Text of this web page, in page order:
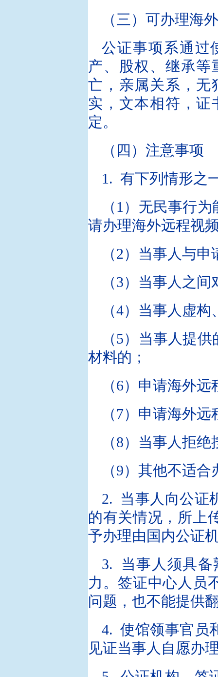
（三）可办理海
公证事项系通过
产、股权、继承
亡，亲属关系，无
实，文本相符，证
定。
（四）注意事项
1. 有下列情形之
（1）无民事行
请办理海外远程视
（2）当事人与
（3）当事人之
（4）当事人虚
（5）当事人提
材料的；
（6）申请海外
（7）申请海外
（8）当事人拒
（9）其他不适
2. 当事人向公证
的有关情况，所上
予办理由国内公证
3. 当事人须具备
力。签证中心人员
问题，也不能提供
4. 使馆领事官员
见证当事人自愿办